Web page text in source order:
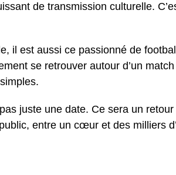
de transmission culturelle.
il est aussi ce passionné de
se retrouver autour d’un
juste une date. Ce sera un
entre un cœur et des milliers